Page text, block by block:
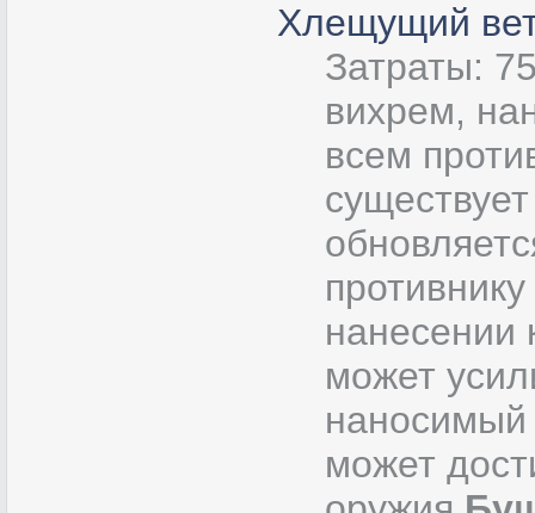
Хлещущий
Затраты:
вихрем,
всем
нанесении
может
может